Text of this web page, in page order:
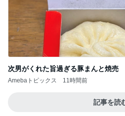
次男がくれた旨過ぎる豚まんと焼売
Amebaトピックス 11時間前
記事を読
植草美幸オフィシャルブ